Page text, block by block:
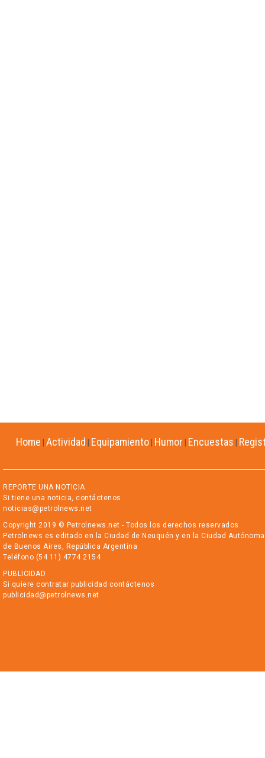
Home Actividad Equipamiento Humor Encuestas
REPORTE UNA NOTICIA
Si tiene una noticia, contáctenos
noticias@petrolnews.net
Copyright 2019 © Petrolnews.net - Todos los derechos reservados
Petrolnews es editado en la Ciudad de Neuquén y en la Ciudad Autónoma
de Buenos Aires, República Argentina
Teléfono (54 11) 4774 2154
PUBLICIDAD
Si quiere contratar publicidad contáctenos
publicidad@petrolnews.net